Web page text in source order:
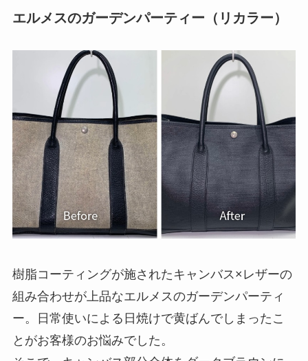
エルメスのガーデンパーティー（リカラー）
樹脂コーティングが施されたキャンバス×レザーの
組み合わせが上品なエルメスのガーデンパーティ
ー。日常使いによる日焼けで黄ばんでしまったこ
とがお客様のお悩みでした。